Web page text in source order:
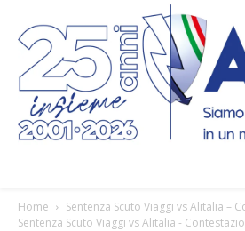
Home
Sentenza Scuto Viaggi vs Alitalia –
Sentenza Scuto Viaggi vs Alitalia -